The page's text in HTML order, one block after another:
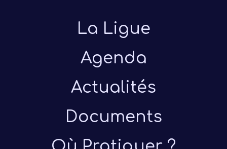
La Ligue
Agenda
Actualités
Documents